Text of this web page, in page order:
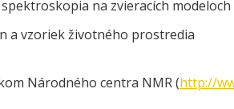
na zvieracích modeloch
a vzoriek životného prostredia
Národného centra NMR (http://